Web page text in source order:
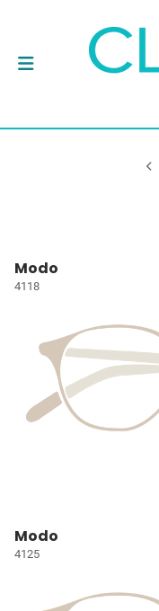
Modo
4118
Modo
4125